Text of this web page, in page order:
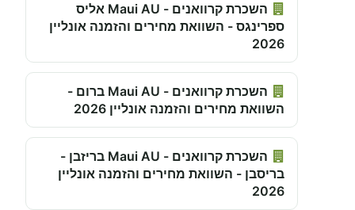
השכרת קרוואנים - Maui AU אליס
ספרינגס - השוואת מחירים והזמנה אונליין
2026
השכרת קרוואנים - Maui AU ברום -
השוואת מחירים והזמנה אונליין 2026
השכרת קרוואנים - Maui AU בריזבן -
בריסבן - השוואת מחירים והזמנה אונליין
2026